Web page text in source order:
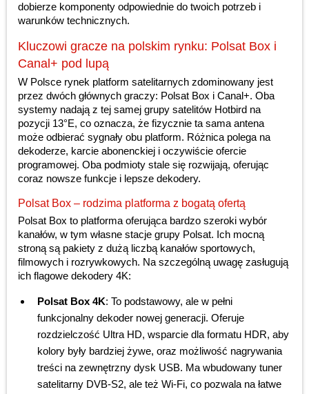
dobierze komponenty odpowiednie do twoich potrzeb i
warunków technicznych.
Kluczowi gracze na polskim rynku: Polsat Box i
Canal+ pod lupą
W Polsce rynek platform satelitarnych zdominowany jest
przez dwóch głównych graczy: Polsat Box i Canal+. Oba
systemy nadają z tej samej grupy satelitów Hotbird na
pozycji 13°E, co oznacza, że fizycznie ta sama antena
może odbierać sygnały obu platform. Różnica polega na
dekoderze, karcie abonenckiej i oczywiście ofercie
programowej. Oba podmioty stale się rozwijają, oferując
coraz nowsze funkcje i lepsze dekodery.
Polsat Box – rodzima platforma z bogatą ofertą
Polsat Box to platforma oferująca bardzo szeroki wybór
kanałów, w tym własne stacje grupy Polsat. Ich mocną
stroną są pakiety z dużą liczbą kanałów sportowych,
filmowych i rozrywkowych. Na szczególną uwagę zasługują
ich flagowe dekodery 4K:
Polsat Box 4K: To podstawowy, ale w pełni
funkcjonalny dekoder nowej generacji. Oferuje
rozdzielczość Ultra HD, wsparcie dla formatu HDR, aby
kolory były bardziej żywe, oraz możliwość nagrywania
treści na zewnętrzny dysk USB. Ma wbudowany tuner
satelitarny DVB-S2, ale też Wi-Fi, co pozwala na łatwe